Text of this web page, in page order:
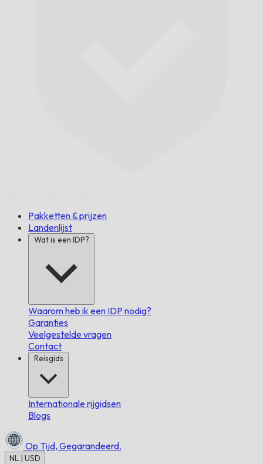
Pakketten & prijzen
Landenlijst
Wat is een IDP?
Waarom heb ik een IDP nodig?
Garanties
Veelgestelde vragen
Contact
Reisgids
Internationale rijgidsen
Blogs
Op Tijd, Gegarandeerd.
NL | USD